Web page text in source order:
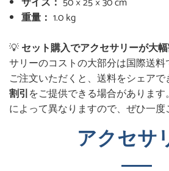
重量： 1.0 kg
💡セット購入でアクセサリーが大幅
サリーのコストの大部分は国際送料
ご注文いただくと、送料をシェアで
割引をご提供できる場合がありま
によって異なりますので、ぜひ一度
アクセサ